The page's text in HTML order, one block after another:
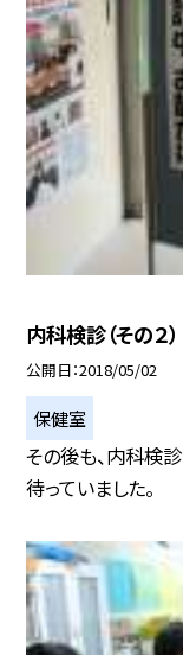
内科検診（その２）
公開日 2018/05/02
保健室
その後も、内科検
待っていました。